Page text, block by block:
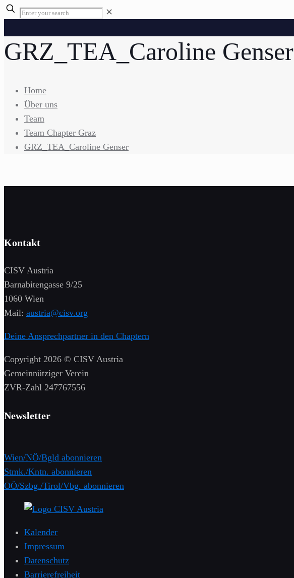
✕
GRZ_TEA_Caroline Genser
Home
Über uns
Team
Team Chapter Graz
GRZ_TEA_Caroline Genser
Kontakt
CISV Austria
Barnabitengasse 9/25
1060 Wien
Mail: austria@cisv.org
Deine Ansprechpartner in den Chaptern
Copyright 2026 © CISV Austria
Gemeinnütziger Verein
​ZVR-Zahl 247767556
Newsletter
Wien/NÖ/Bgld abonnieren
Stmk./Kntn. abonnieren
OÖ/Szbg./Tirol/Vbg. abonnieren
Kalender
Impressum
Datenschutz
Barrierefreiheit